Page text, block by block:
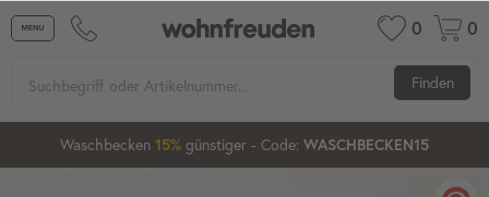
0 0
Finden
Waschbecken 15% günstiger - Code: WASCHBECKEN15
20%